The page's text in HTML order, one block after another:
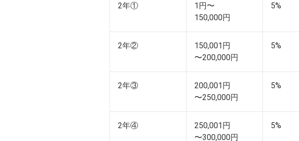
2年①
1円〜
150,000円
5%
2年②
150,001円
〜200,000円
5%
2年③
200,001円
〜250,000円
5%
2年④
250,001円
〜300,000円
5%